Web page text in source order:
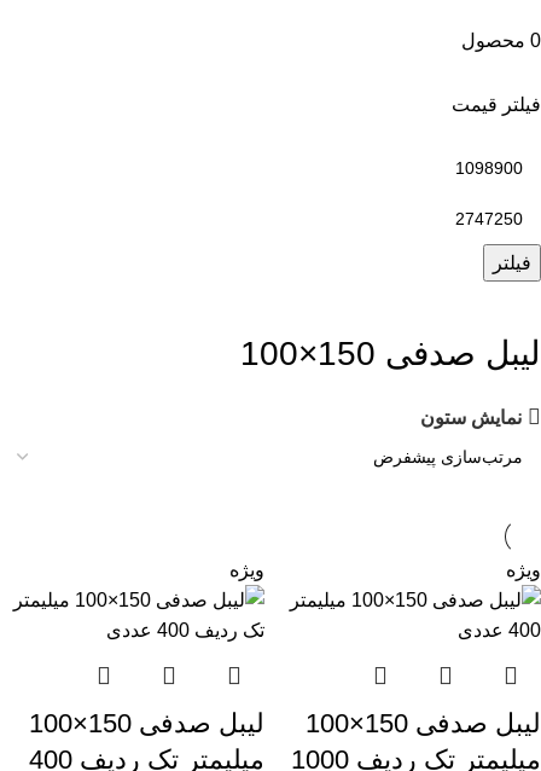
0 محصول
فیلتر قیمت
فیلتر
لیبل صدفی 150×100
نمایش ستون
ویژه
لیبل صدفی 150×100
میلیمتر تک ردیف 1000
ویژه
لیبل صدفی 150×100
میلیمتر تک ردیف 400